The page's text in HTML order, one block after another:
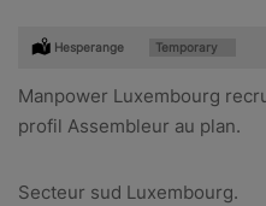
Location:
Hesperange Type:
Temporary
Manpower Luxembourg
profil Assembleur au plan.
Secteur sud Luxembourg.